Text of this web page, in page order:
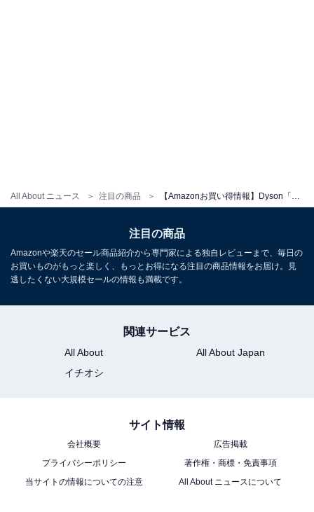
All About ニュース 注目の商品
Dyson(ダイソン) PencilWash™ コードレス水拭き掃除機
Amazonで見る
Dyson(ダイソン) V12s Origin Submarine (SV49 SU AM)
コードレス掃除機
Amazonで見る
注目の商品
Amazonや楽天のセール商品紹介から専門家による独自レビューまで、毎日の
お買いものがもっと楽しく、もっとお得になる注目の商品情報をお届け。見
逃したくない大規模セールの情報も満載です。
関連サービス
All About
All About Japan
イチオシ
サイト情報
会社概要
広告掲載
プライバシーポリシー
著作権・商標・免責事項
当サイトの情報についての注意
All About ニュースについて